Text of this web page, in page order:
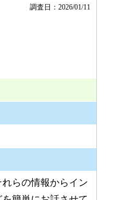
調査日：2026/01/11
らの情報からイン